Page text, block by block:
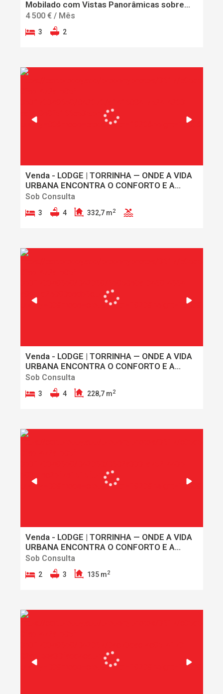
Mobilado com Vistas Panorâmicas sobre
Lisboa e o Rio Tejo
4 500 € / Mês
3 2
Venda - LODGE | TORRINHA — ONDE A VIDA
URBANA ENCONTRA O CONFORTO E A
TRANQUILIDADE
Sob Consulta
3 4 332,7 m2
Venda - LODGE | TORRINHA — ONDE A VIDA
URBANA ENCONTRA O CONFORTO E A
TRANQUILIDADE
Sob Consulta
3 4 228,7 m2
Venda - LODGE | TORRINHA — ONDE A VIDA
URBANA ENCONTRA O CONFORTO E A
TRANQUILIDADE
Sob Consulta
2 3 135 m2